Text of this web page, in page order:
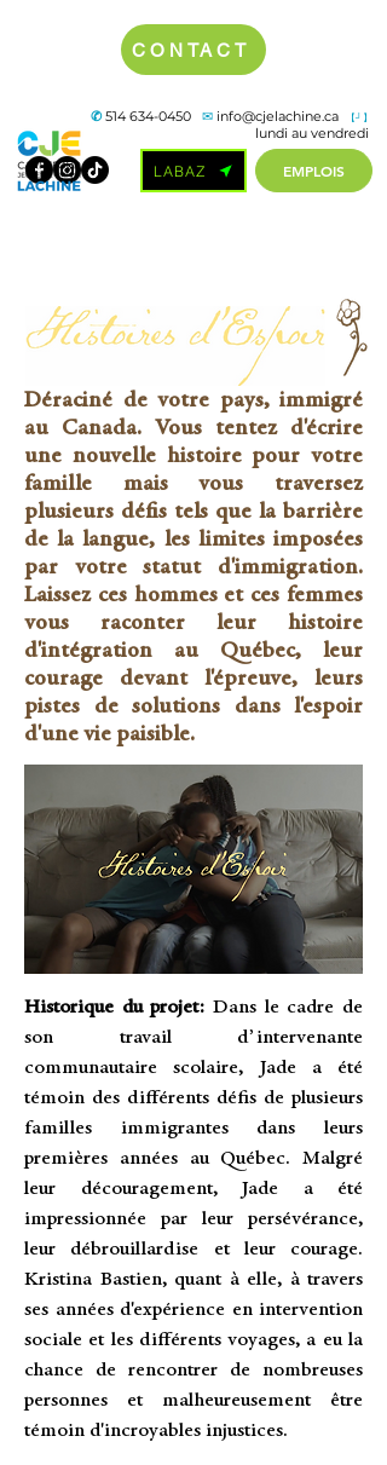
✆514 634-0450 ✉ info@cjelachine.ca 【┘】
lundi au vendredi
LABAZ EMPLOIS
CONTACT
Déraciné de votre pays, immigré
au Canada. Vous tentez d'écrire
une nouvelle histoire pour votre
famille mais vous traversez
plusieurs défis tels que la barrière
de la langue, les limites imposées
par votre statut d'immigration.
Laissez ces hommes et ces femmes
vous raconter leur histoire
d'intégration au Québec, leur
courage devant l'épreuve, leurs
pistes de solutions dans l'espoir
d'une vie paisible.
Historique du projet: Dans le cadre de
son travail d’intervenante
communautaire scolaire, Jade a été
témoin des différents défis de plusieurs
familles immigrantes dans leurs
premières années au Québec. Malgré
leur découragement, Jade a été
impressionnée par leur persévérance,
leur débrouillardise et leur courage.
Kristina Bastien, quant à elle, à travers
ses années d'expérience en intervention
sociale et les différents voyages, a eu la
chance de rencontrer de nombreuses
personnes et malheureusement être
témoin d'incroyables injustices.